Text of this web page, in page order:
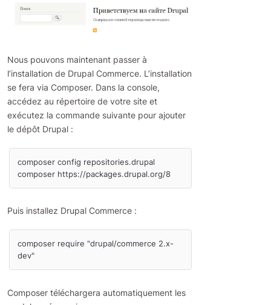
Nous pouvons maintenant passer à
l’installation de Drupal Commerce. L’installation
se fera via Composer. Dans la console,
accédez au répertoire de votre site et
exécutez la commande suivante pour ajouter
le dépôt Drupal :
composer config repositories.drupal
composer https://packages.drupal.org/8
Puis installez Drupal Commerce :
composer require "drupal/commerce 2.x-
dev"
Composer téléchargera automatiquement les